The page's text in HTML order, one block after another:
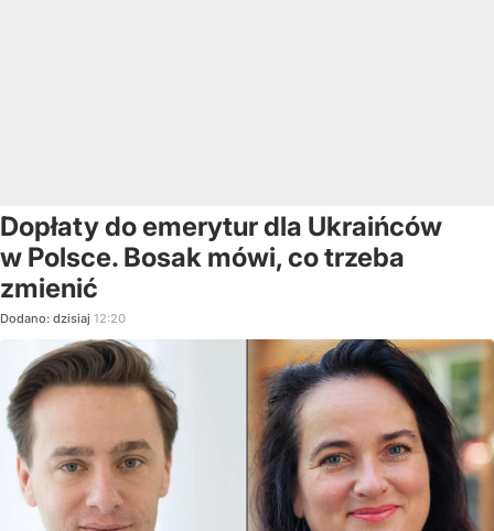
Dopłaty do emerytur dla Ukraińców
w Polsce. Bosak mówi, co trzeba
zmienić
Dodano: dzisiaj 12:20